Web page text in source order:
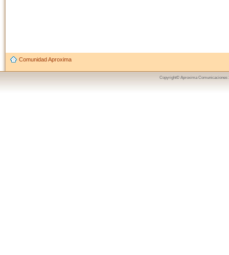
Comunidad Aproxima
Copyright© Aproxima Comunicaciones